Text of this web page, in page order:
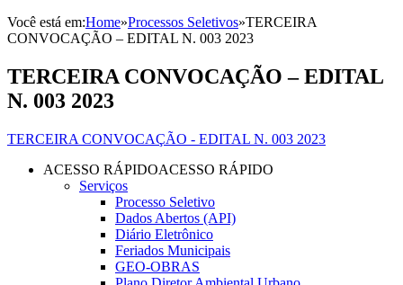
Você está em:Home»Processos Seletivos»TERCEIRA
CONVOCAÇÃO – EDITAL N. 003 2023
TERCEIRA CONVOCAÇÃO – EDITAL
N. 003 2023
TERCEIRA CONVOCAÇÃO - EDITAL N. 003 2023
ACESSO RÁPIDOACESSO RÁPIDO
Serviços
Processo Seletivo
Dados Abertos (API)
Diário Eletrônico
Feriados Municipais
GEO-OBRAS